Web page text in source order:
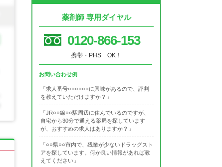
薬剤師 専用ダイヤル
0120-866-153
携帯・PHS OK！
お問い合わせ例
「求人番号○○○○○○に興味があるので、評判
を教えていただけますか？」
「JR○○線○○駅周辺に住んでいるのですが、
自宅から30分で通える薬局を探しています
が、おすすめの求人はありますか？」
「○○県○○市内で、残業が少ないドラッグスト
アを探しています。何か良い情報があれば教
えてください」